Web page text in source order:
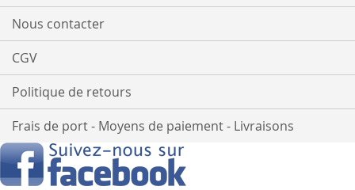
Nous contacter
CGV
Politique de retours
Frais de port - Moyens de paiement - Livraisons